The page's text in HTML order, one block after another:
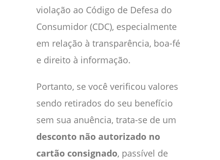
violação ao Código de Defesa do
Consumidor (CDC), especialmente
em relação à transparência, boa-fé
e direito à informação.
Portanto, se você verificou valores
sendo retirados do seu benefício
sem sua anuência, trata-se de um
desconto não autorizado no
cartão consignado, passível de